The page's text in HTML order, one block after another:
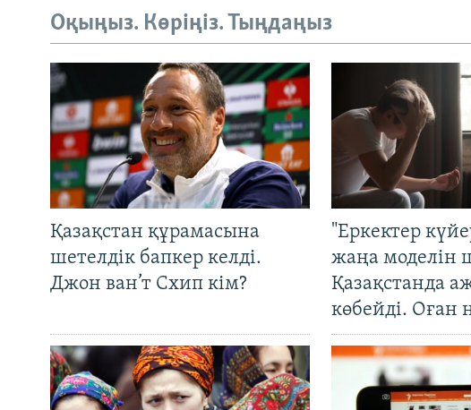
Оқыңыз. Көріңіз. Тыңдаңыз
Қазақстан құрамасына
шетелдік бапкер келді.
Джон ван’т Схип кім?
"Еркектер
жаңа моделін
Қазақстанда
көбейді. Оған